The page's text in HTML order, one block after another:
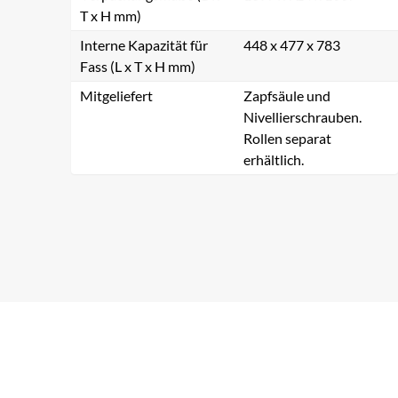
T x H mm)
Interne Kapazität für
Fass (L x T x H mm)
448 x 477 x 783
Mitgeliefert
Zapfsäule und
Nivellierschrauben.
Rollen separat
erhältlich.